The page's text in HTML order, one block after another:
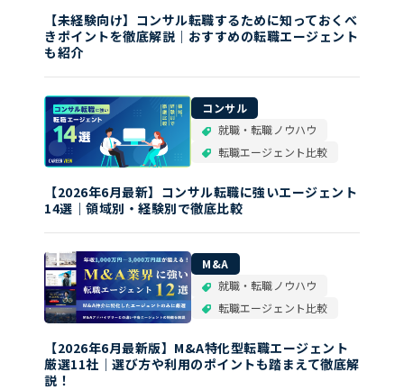
【未経験向け】コンサル転職するために知っておくべ
きポイントを徹底解説｜おすすめの転職エージェント
も紹介
コンサル
就職・転職ノウハウ
転職エージェント比較
【2026年6月最新】コンサル転職に強いエージェント
14選｜領域別・経験別で徹底比較
M&A
就職・転職ノウハウ
転職エージェント比較
【2026年6月最新版】M&A特化型転職エージェント
厳選11社｜選び方や利用のポイントも踏まえて徹底解
説！